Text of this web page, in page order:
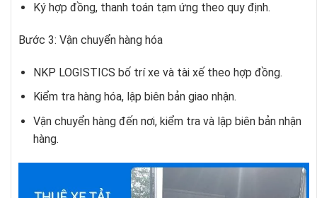
Ký hợp đồng, thanh toán tạm ứng theo quy định.
Bước 3: Vận chuyển hàng hóa
NKP LOGISTICS bố trí xe và tài xế theo hợp đồng.
Kiểm tra hàng hóa, lập biên bản giao nhận.
Vận chuyển hàng đến nơi, kiểm tra và lập biên bản nhận
hàng.